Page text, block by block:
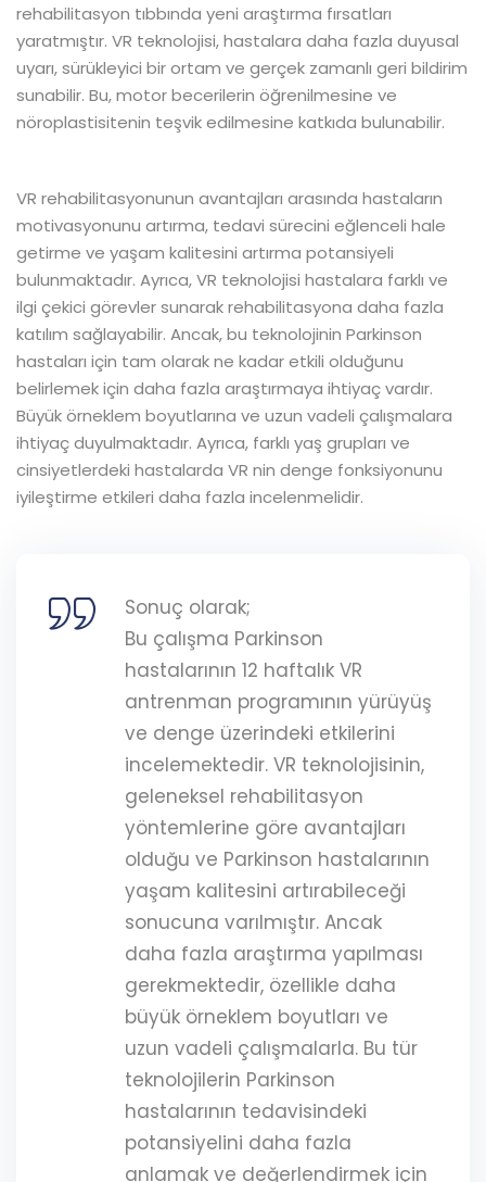
rehabilitasyon tıbbında yeni araştırma fırsatları
yaratmıştır. VR teknolojisi, hastalara daha fazla duyusal
uyarı, sürükleyici bir ortam ve gerçek zamanlı geri bildirim
sunabilir. Bu, motor becerilerin öğrenilmesine ve
nöroplastisitenin teşvik edilmesine katkıda bulunabilir.
VR rehabilitasyonunun avantajları arasında hastaların
motivasyonunu artırma, tedavi sürecini eğlenceli hale
getirme ve yaşam kalitesini artırma potansiyeli
bulunmaktadır. Ayrıca, VR teknolojisi hastalara farklı ve
ilgi çekici görevler sunarak rehabilitasyona daha fazla
katılım sağlayabilir. Ancak, bu teknolojinin Parkinson
hastaları için tam olarak ne kadar etkili olduğunu
belirlemek için daha fazla araştırmaya ihtiyaç vardır.
Büyük örneklem boyutlarına ve uzun vadeli çalışmalara
ihtiyaç duyulmaktadır. Ayrıca, farklı yaş grupları ve
cinsiyetlerdeki hastalarda VR nin denge fonksiyonunu
iyileştirme etkileri daha fazla incelenmelidir.
Sonuç olarak;
Bu çalışma Parkinson
hastalarının 12 haftalık VR
antrenman programının yürüyüş
ve denge üzerindeki etkilerini
incelemektedir. VR teknolojisinin,
geleneksel rehabilitasyon
yöntemlerine göre avantajları
olduğu ve Parkinson hastalarının
yaşam kalitesini artırabileceği
sonucuna varılmıştır. Ancak
daha fazla araştırma yapılması
gerekmektedir, özellikle daha
büyük örneklem boyutları ve
uzun vadeli çalışmalarla. Bu tür
teknolojilerin Parkinson
hastalarının tedavisindeki
potansiyelini daha fazla
anlamak ve değerlendirmek için